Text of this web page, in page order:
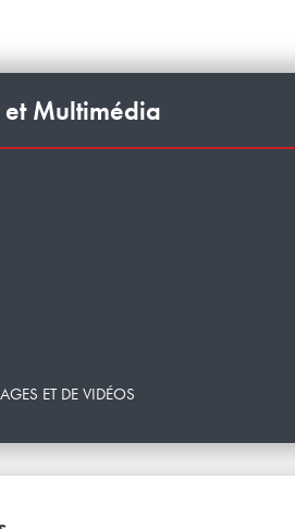
Multimédia
ET DE VIDÉOS